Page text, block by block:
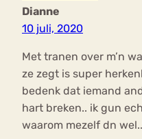
Dianne
10 juli, 2020
Met tranen over m’n
ze zegt is super
bedenk dat iemand
hart breken.. ik gun
waarom mezelf dn